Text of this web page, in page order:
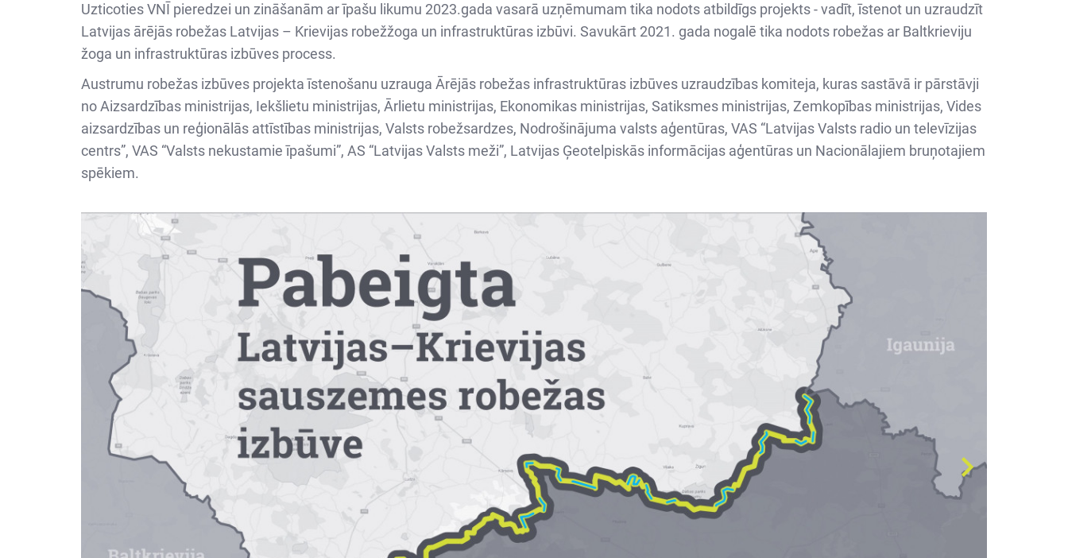
Uzticoties VNĪ pieredzei un zināšanām ar īpašu likumu 2023.gada vasarā uzņēmumam tika nodots atbildīgs projekts - vadīt, īstenot un uzraudzīt
Latvijas ārējās robežas Latvijas – Krievijas robežžoga un infrastruktūras izbūvi. Savukārt 2021. gada nogalē tika nodots robežas ar Baltkrieviju
žoga un infrastruktūras izbūves process.
Austrumu robežas izbūves projekta īstenošanu uzrauga Ārējās robežas infrastruktūras izbūves uzraudzības komiteja, kuras sastāvā ir pārstāvji
no Aizsardzības ministrijas, Iekšlietu ministrijas, Ārlietu ministrijas, Ekonomikas ministrijas, Satiksmes ministrijas, Zemkopības ministrijas, Vides
aizsardzības un reģionālās attīstības ministrijas, Valsts robežsardzes, Nodrošinājuma valsts aģentūras, VAS “Latvijas Valsts radio un televīzijas
centrs”, VAS “Valsts nekustamie īpašumi”, AS “Latvijas Valsts meži”, Latvijas Ģeotelpiskās informācijas aģentūras un Nacionālajiem bruņotajiem
spēkiem.